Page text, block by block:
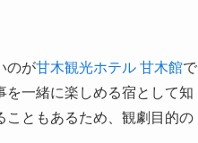
のが甘木観光ホテル 甘木館で
一緒に楽しめる宿として知
こともあるため、観劇目的の